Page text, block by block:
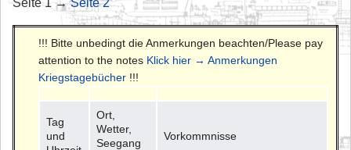
!!! Bitte unbedingt die Anmerkungen beachten/Please pay
attention to the notes Klick hier → Anmerkungen
Kriegstagebücher !!!
Tag
und
Ort,
Wetter,
Seegang
Vorkommnisse